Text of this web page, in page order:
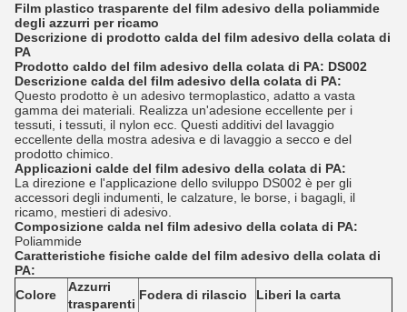
Film plastico trasparente del film adesivo della poliammide
degli azzurri per ricamo
Descrizione di prodotto calda del film adesivo della colata di
PA
Prodotto caldo del film adesivo della colata di PA: DS002
Descrizione calda del film adesivo della colata di PA:
Questo prodotto è un adesivo termoplastico, adatto a vasta
gamma dei materiali. Realizza un'adesione eccellente per i
tessuti, i tessuti, il nylon ecc. Questi additivi del lavaggio
eccellente della mostra adesiva e di lavaggio a secco e del
prodotto chimico.
Applicazioni calde del film adesivo della colata di PA:
La direzione e l'applicazione dello sviluppo DS002 è per gli
accessori degli indumenti, le calzature, le borse, i bagagli, il
ricamo, mestieri di adesivo.
Composizione calda nel film adesivo della colata di PA:
Poliammide
Caratteristiche fisiche calde del film adesivo della colata di
PA:
Colore
Azzurri
trasparenti
Fodera di rilascio
Liberi la carta